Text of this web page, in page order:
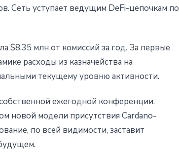
Сеть уступает ведущим DeFi-цепочкам по
$8.35 млн от комиссий за год. За первые
расходы из казначейства на
текущему уровню активности.
ежегодной конференции.
новой модели присутствия Cardano-
по всей видимости, заставит